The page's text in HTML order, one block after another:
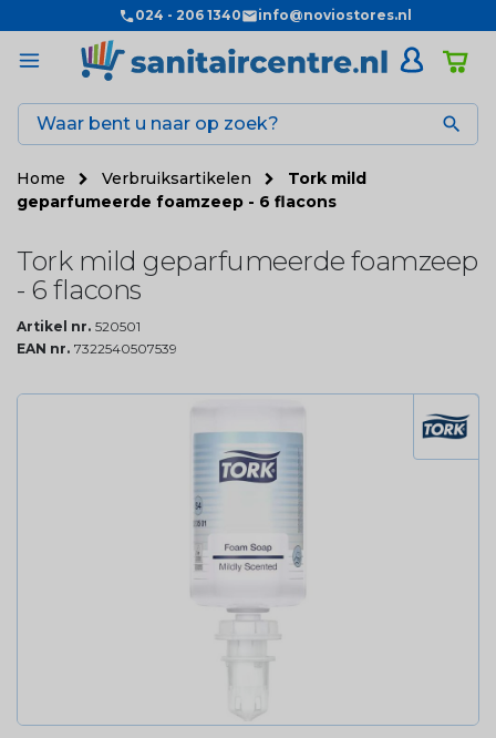
024 - 206 1340 info@noviostores.nl

Home Verbruiksartikelen
Tork mild
geparfumeerde foamzeep - 6 flacons
Tork mild geparfumeerde foamzeep
- 6 flacons
Artikel nr. 520501
EAN nr. 7322540507539